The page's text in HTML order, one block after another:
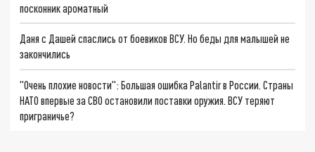
посконник ароматный
Даня с Дашей спаслись от боевиков ВСУ. Но беды для малышей не
закончились
"Очень плохие новости": Большая ошибка Palantir в России. Страны
НАТО впервые за СВО остановили поставки оружия. ВСУ теряют
приграничье?